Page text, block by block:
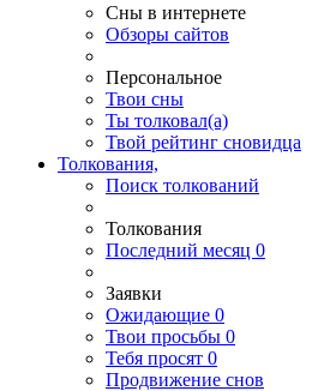
Сны в интернете
Обзоры сайтов
Персональное
Твои сны
Ты толковал(а)
Твой рейтинг сновидца
Толкования,
Поиск толкований
Толкования
Последний месяц 0
Заявки
Ожидающие 0
Твои просьбы 0
Тебя просят 0
Продвижение снов